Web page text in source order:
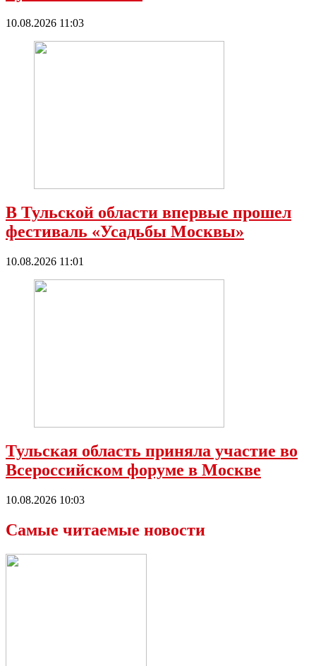
10.08.2026 11:03
В Тульской области впервые прошел
фестиваль «Усадьбы Москвы»
10.08.2026 11:01
Тульская область приняла участие во
Всероссийском форуме в Москве
10.08.2026 10:03
Самые читаемые новости